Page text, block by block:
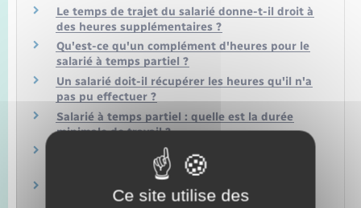
Le temps de trajet du salarié donne-t-il droit à
des heures supplémentaires ?
Qu'est-ce qu'un complément d'heures pour le
salarié à temps partiel ?
Un salarié doit-il récupérer les heures qu'il n'a
pas pu effectuer ?
Salarié à temps partiel : quelle est la durée
minimale de travail ?
Comment faire pour passer à temps partiel
dans le secteur privé ?
L'employeur peut-il imposer au salarié de
travailler à temps partiel ?
Ce site utilise des